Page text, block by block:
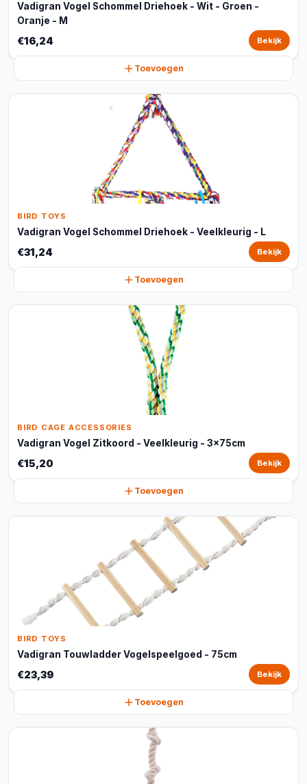
Vadigran Vogel Schommel Driehoek - Wit - Groen -
Oranje - M
€16,24 Bekijk
Toevoegen
BIRD TOYS
Vadigran Vogel Schommel Driehoek - Veelkleurig - L
€31,24 Bekijk
Toevoegen
BIRD CAGE ACCESSORIES
Vadigran Vogel Zitkoord - Veelkleurig - 3x75cm
€15,20 Bekijk
Toevoegen
BIRD TOYS
Vadigran Touwladder Vogelspeelgoed - 75cm
€23,39 Bekijk
Toevoegen